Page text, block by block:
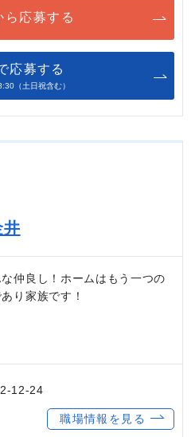
ら応募する
応募する
（土日祝含む）
井
仲良し！ホームはもう一つの
り家族です！
12-24
職場情報を見る